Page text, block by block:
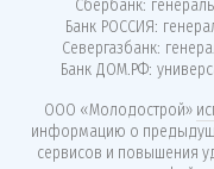
Сбербанк:
Банк РОССИЯ:
Севергазбанк:
Банк ДОМ.РФ:
ООО «Молодострой»
информацию о
сервисов и повышения